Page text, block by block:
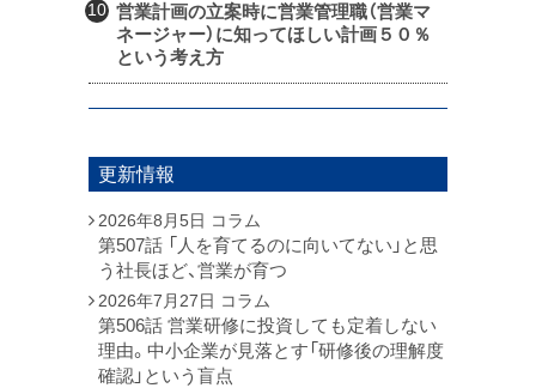
営業計画の立案時に営業管理職（営業マ
ネージャー）に知ってほしい計画５０％
という考え方
更新情報
2026年8月5日 コラム
第507話 「人を育てるのに向いてない」と思
う社長ほど、営業が育つ
2026年7月27日 コラム
第506話 営業研修に投資しても定着しない
理由。中小企業が見落とす「研修後の理解度
確認」という盲点